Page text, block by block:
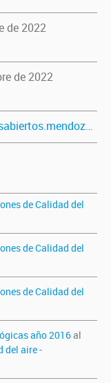
de 2022
de 2022
https://datosabiertos.mendoza.gov.ar/dataset/registro-de-mediciones-de-calidad-del-aire-meteorologia
de Calidad del
de Calidad del
de Calidad del
año 2016al
del aire -